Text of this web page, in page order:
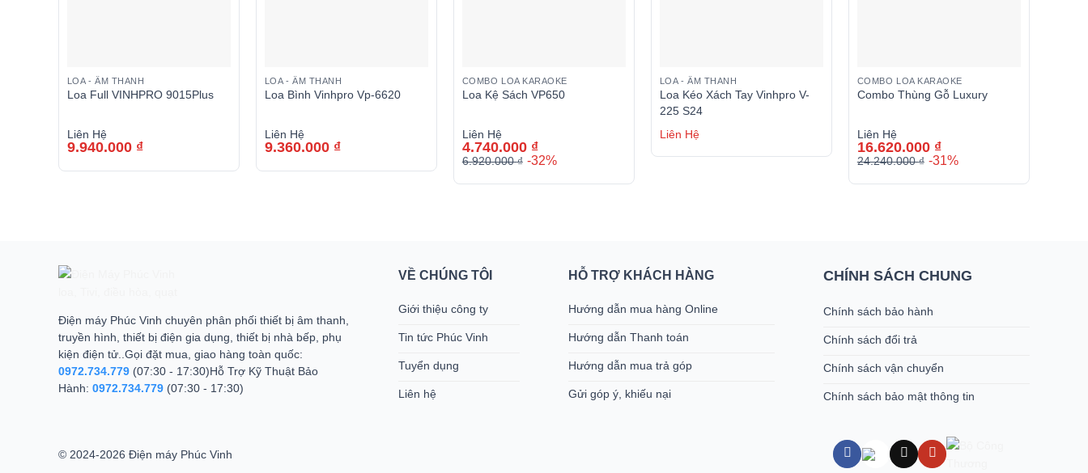
LOA - ÂM THANH
Loa Full VINHPRO 9015Plus
9.940.000 ₫
Liên Hệ
LOA - ÂM THANH
Loa Bình Vinhpro Vp-6620
9.360.000 ₫
Liên Hệ
COMBO LOA KARAOKE
Loa Kệ Sách VP650
6.920.000₫ -32%
gốc
4.740.000 ₫
hiện
Liên Hệ
LOA - ÂM THANH
Loa Kéo Xách Tay Vinhpro V-
225 S24
Liên Hệ
COMBO LOA KARAOKE
Combo Thùng Gỗ Luxury
24.240.000₫ -31%
gốc
16.620.000 ₫
hiện
Liên Hệ
Điện máy Phúc Vinh chuyên phân phối thiết bị âm thanh,
truyền hình, thiết bị điện gia dụng, thiết bị nhà bếp, phụ
kiện điện tử..Gọi đặt mua, giao hàng toàn quốc:
0972.734.779 (07:30 - 17:30)Hỗ Trợ Kỹ Thuật Bảo
Hành: 0972.734.779 (07:30 - 17:30)
VỀ CHÚNG TÔI
Giới thiệu công ty
Tin tức Phúc Vinh
Tuyển dụng
Liên hệ
HỖ TRỢ KHÁCH HÀNG
Hướng dẫn mua hàng Online
Hướng dẫn Thanh toán
Hướng dẫn mua trả góp
Gửi góp ý, khiếu nại
CHÍNH SÁCH CHUNG
Chính sách bảo hành
Chính sách đổi trả
Chính sách vận chuyển
Chính sách bảo mật thông tin
© 2024-2026 Điện máy Phúc Vinh